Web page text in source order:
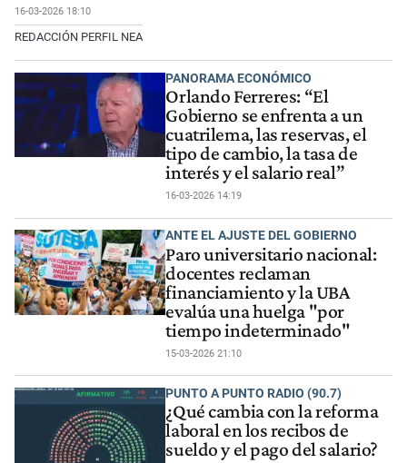
16-03-2026 18:10
REDACCIÓN PERFIL NEA
PANORAMA ECONÓMICO
Orlando Ferreres: “El
Gobierno se enfrenta a un
cuatrilema, las reservas, el
tipo de cambio, la tasa de
interés y el salario real”
16-03-2026 14:19
ANTE EL AJUSTE DEL GOBIERNO
Paro universitario nacional:
docentes reclaman
financiamiento y la UBA
evalúa una huelga "por
tiempo indeterminado"
15-03-2026 21:10
PUNTO A PUNTO RADIO (90.7)
¿Qué cambia con la reforma
laboral en los recibos de
sueldo y el pago del salario?